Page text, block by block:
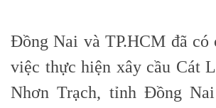
Đồng Nai và TP.HCM đã có
việc thực hiện xây cầu Cát
Nhơn Trạch, tỉnh Đồng